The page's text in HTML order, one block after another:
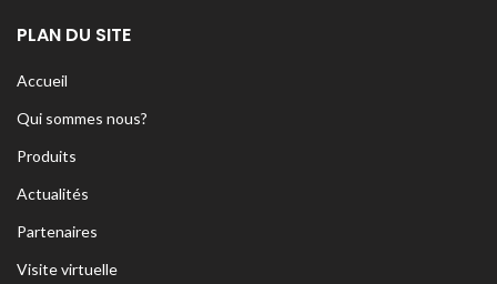
PLAN DU SITE
Accueil
Qui sommes nous?
Produits
Actualités
Partenaires
Visite virtuelle